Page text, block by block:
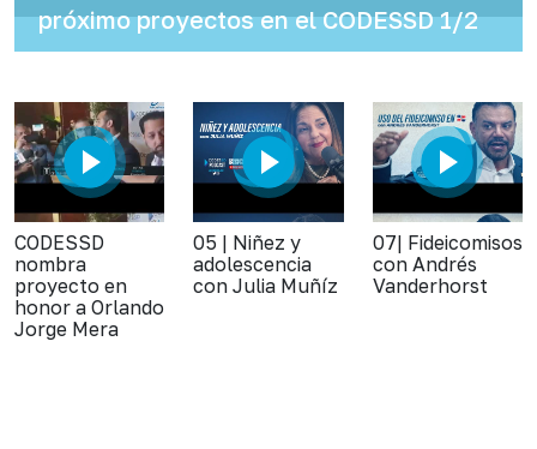
próximo proyectos en el CODESSD 1/2
CODESSD
nombra
proyecto en
honor a Orlando
Jorge Mera
05 | Niñez y
adolescencia
con Julia Muñíz
07| Fideicomisos
con Andrés
Vanderhorst